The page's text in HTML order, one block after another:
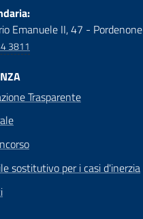
Emanuele II, 47 - Pordenone
3811
Trasparente
sostitutivo per i casi d'inerzia